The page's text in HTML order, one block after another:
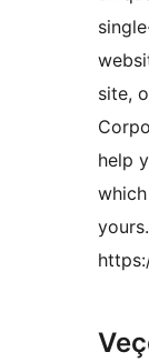
site,
help